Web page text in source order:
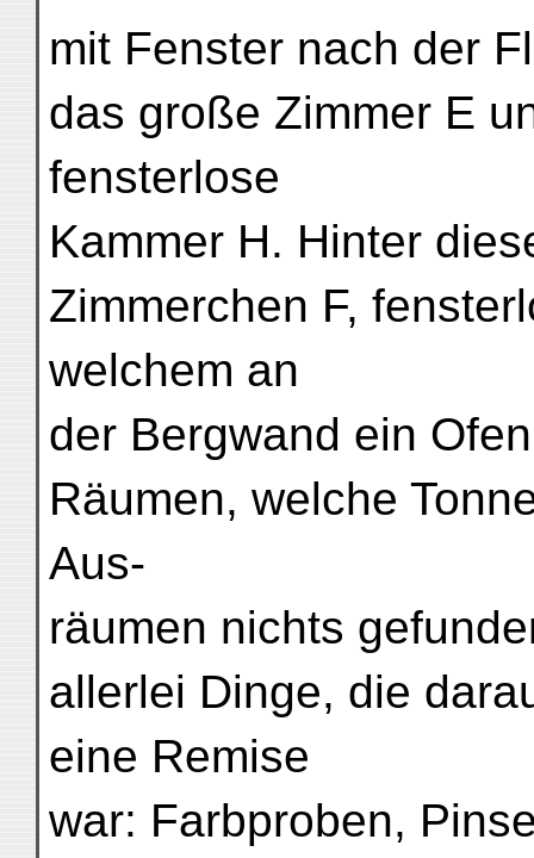
mit Fenster nach der
das große Zimmer E
fensterlose
Kammer H. Hinter
Zimmerchen F,
welchem an
der Bergwand ein
Räumen, welche
Aus-
räumen nichts
allerlei Dinge, die
eine Remise
war: Farbproben,